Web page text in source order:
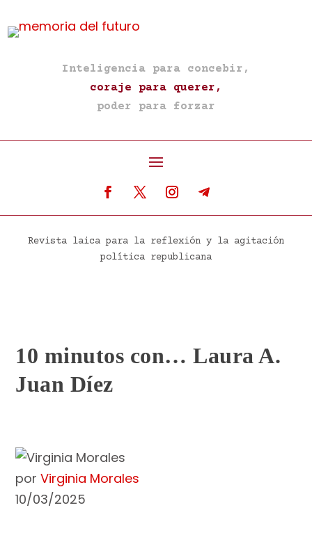
Inteligencia para concebir,
coraje para querer,
poder para forzar
Revista laica para la reflexión y la agitación
política republicana
10 minutos con… Laura A.
Juan Díez
porVirginia Morales
10/03/2025